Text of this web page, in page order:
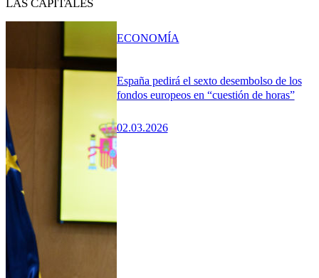
LAS CAPITALES
España pedirá el sexto desembolso de los
fondos europeos en “cuestión de horas”
02.03.2026
ECONOMÍA